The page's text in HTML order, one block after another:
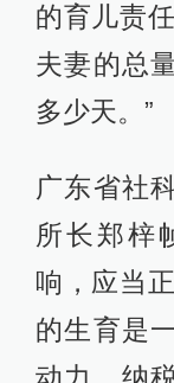
的育儿责
夫妻的总
多少天。”
广东省社
所长郑梓
响，应当
的生育是